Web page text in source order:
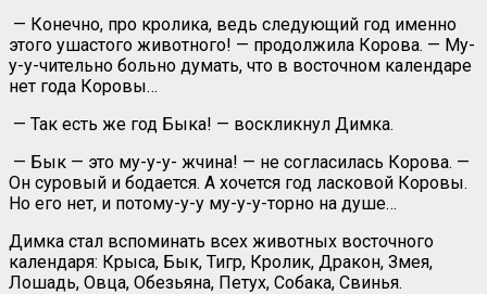
— Конечно, про кролика, ведь следующий год именно
этого ушастого животного! — продолжила Корова. — Му-
у-у-чительно больно думать, что в восточном календаре
нет года Коровы…
— Так есть же год Быка! — воскликнул Димка.
— Бык — это му-у-у- жчина! — не согласилась Корова. —
Он суровый и бодается. А хочется год ласковой Коровы.
Но его нет, и потому-у-у му-у-у-торно на душе…
Димка стал вспоминать всех животных восточного
календаря: Крыса, Бык, Тигр, Кролик, Дракон, Змея,
Лошадь, Овца, Обезьяна, Петух, Собака, Свинья.